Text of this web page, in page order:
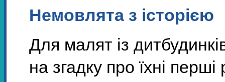
Немовлята з історією
Для малят із
на згадку про їхні перші